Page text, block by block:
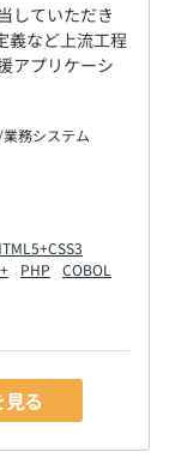
していただき
義など上流工程
アプリケーシ
務システム
PHP
COBOL
る